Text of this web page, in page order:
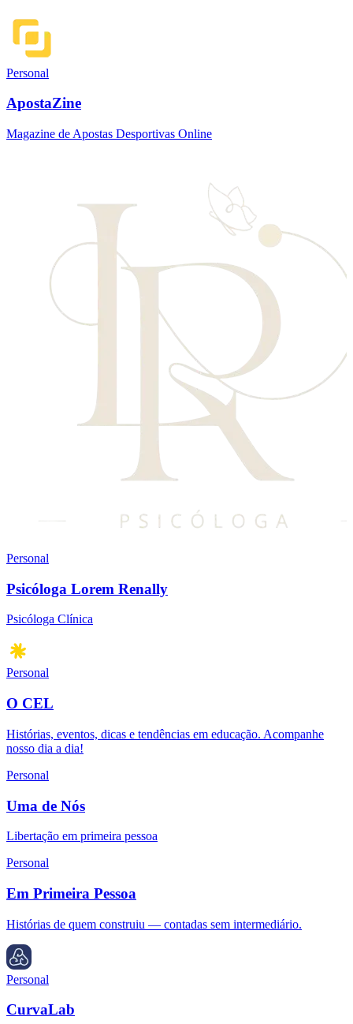
Personal
ApostaZine
Magazine de Apostas Desportivas Online
Personal
Psicóloga Lorem Renally
Psicóloga Clínica
Personal
O CEL
Histórias, eventos, dicas e tendências em educação. Acompanhe
nosso dia a dia!
Personal
Uma de Nós
Libertação em primeira pessoa
Personal
Em Primeira Pessoa
Histórias de quem construiu — contadas sem intermediário.
Personal
CurvaLab